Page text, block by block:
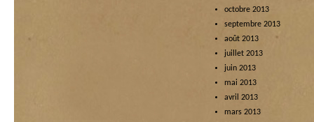
octobre 2013
septembre 2013
août 2013
juillet 2013
juin 2013
mai 2013
avril 2013
mars 2013